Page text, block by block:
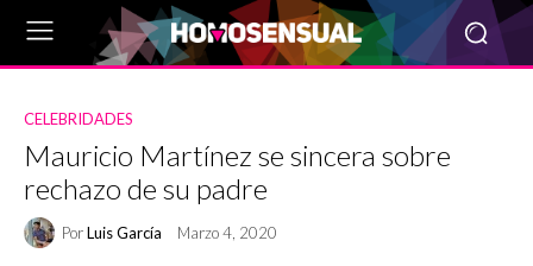
CELEBRIDADES
Mauricio Martínez se sincera sobre
rechazo de su padre
PorLuis García Marzo 4, 2020